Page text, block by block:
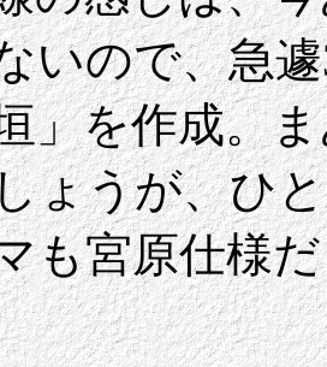
いので、急
」を作成。
ょうが、ひ
も宮原仕様